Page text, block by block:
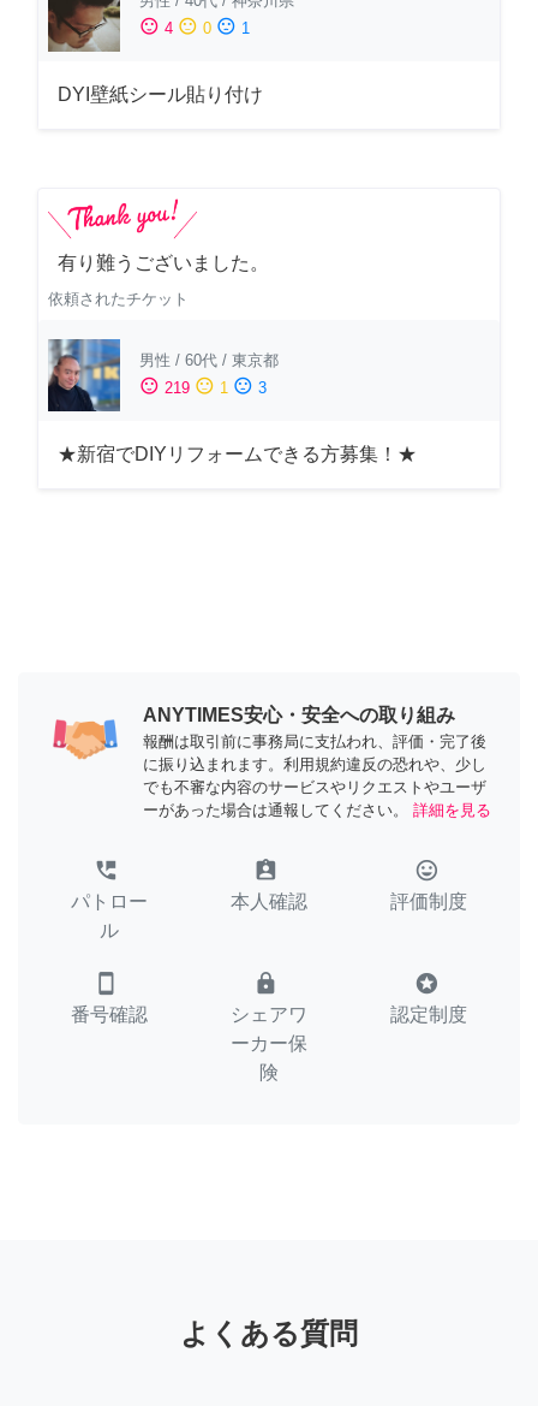
sentiment_satisfied 4 sentiment_neutral 0 sentiment_dissatisfied 1
DYI壁紙シール貼り付け
有り難うございました。
依頼されたチケット
男性 / 60代 / 東京都
sentiment_satisfied 219 sentiment_neutral 1 sentiment_dissatisfied 3
★新宿でDIYリフォームできる方募集！★
ANYTIMES安心・安全への取り組み
報酬は取引前に事務局に支払われ、評価・完了後
に振り込まれます。利用規約違反の恐れや、少し
でも不審な内容のサービスやリクエストやユーザ
ーがあった場合は通報してください。
詳細を見る
perm_phone_msg
パトロー
ル
assignment_ind
本人確認
tag_faces
評価制度
smartphone
番号確認
lock
シェアワ
ーカー保
険
stars
認定制度
よくある質問